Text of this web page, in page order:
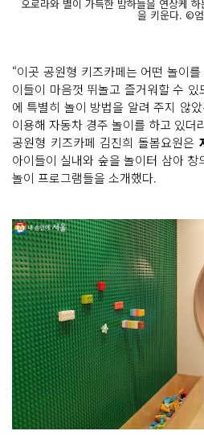
오로라와 별이 가득한 밤하늘을 연상케
을 키운다. ©
“이곳 공원형 키즈카페는 어떤 놀이
이들이 마음껏 뛰놀고 즐거워할 수
에 특별히 놀이 방법을 알려 주지 않
이용해 자동차 경주 놀이를 하고 있더
공원형 키즈카페 김진희 돌봄요원은
아이들이 실내와 숲을 놀이터 삼아
놀이 프로그램들을 소개했다.